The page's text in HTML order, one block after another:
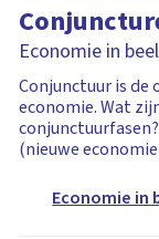
Economie in
Conjunctuur is de
economie. Wat
(nieuwe
Economie in